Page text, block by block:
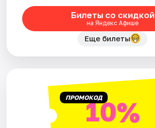
Билеты со скидкой
на Яндекс Афише
Еще билеты
ПРОМОКОД10%